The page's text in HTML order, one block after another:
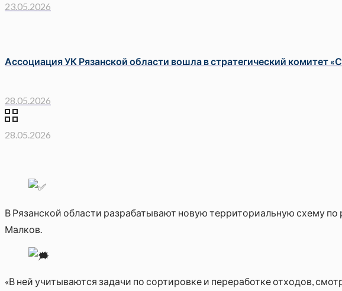
23.05.2026
Ассоциация УК Рязанской области вошла в стратегический комитет
28.05.2026
28.05.2026
В Рязанской области разрабатывают новую территориальную схему
Малков.
«В ней учитываются задачи по сортировке и переработке отходов,